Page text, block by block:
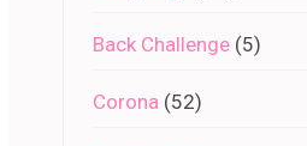
Back Challenge (5)
Corona (52)